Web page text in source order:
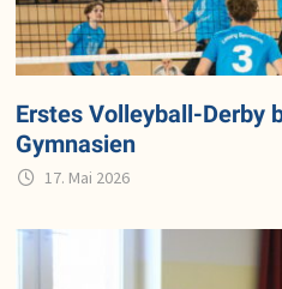
Erstes Volleyball-Derby
Gymnasien
17. Mai 2026